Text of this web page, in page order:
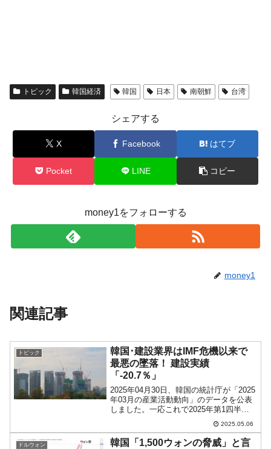
トピック 韓国経済 韓国 日本 南朝鮮 台湾
シェアする
X Facebook はてブ
Pocket LINE コピー
money1をフォローする
money1
関連記事
トピック
韓国･建設業界はIMF危機以来で
最悪の墜落！ 建設実績
「-20.7％」
2025年04月30日、韓国の統計庁が「2025
年03月の産業活動動向」のデータを公表
しました。一応これで2025年第1四半期
が締まったわけですが、これはいけませ
ん。2025年03月 産業活動動向（前月比）
●生産（全産業）全産業：0.9％増...
2025.05.06
ドルウォン
韓国「1,500ウォンの脅威」と言